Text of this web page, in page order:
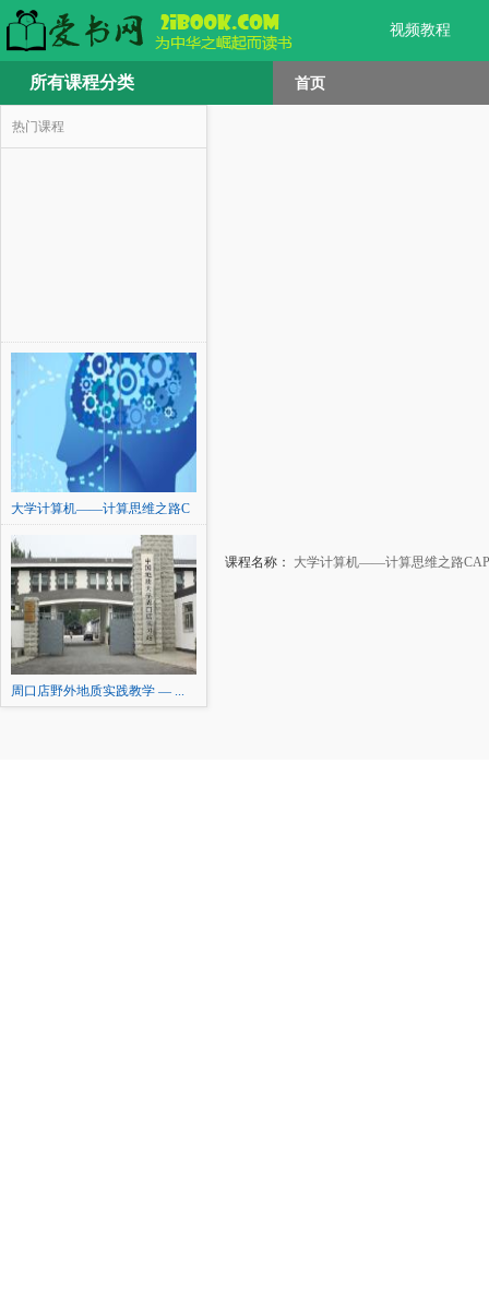
视频教程
所有课程分类 首页
热门课程
大学计算机——计算思维之路C
周口店野外地质实践教学 — ...
课程名称： 大学计算机——计算思维之路CAP